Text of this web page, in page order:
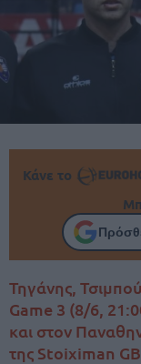
Κάνε το
Τηγάνης,
Game 3 (8/6,
και στον
της Stoiximan